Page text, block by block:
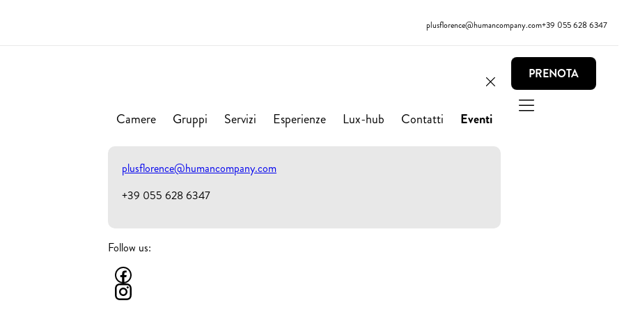
plusflorence@humancompany.com+39 055 628 6347
Camere Gruppi Servizi Esperienze Lux-hub Contatti Eventi
plusflorence@humancompany.com
+39 055 628 6347
Follow us:
PRENOTA